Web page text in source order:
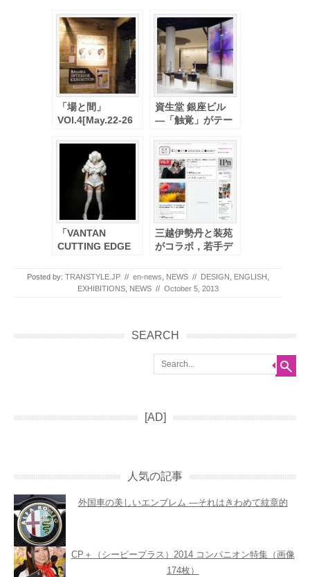
「場と間」
VOl.4[May.22-26
INTERIOR
EXHIBITIONー
THEME:
Christmas
資生堂 銀座ビル
―「触覚」がテー
ィスプレーを展示
「VANTAN
CUTTING EDGE
ROUND）」（バ
ンタンデザイン研
三越伊勢丹と装苑
がコラボ，若手デ
イ ターの支援など
で日本のファッシ
Posted by: TRANSTYLE.JP // en-news, NEWS // DESIGN , ENGLISH ,
EXHIBITIONS, NEWS // October 5, 2013
SEARCH
Search
[AD]
人気の記事
外国車の美しいエンブレム ―それはきわめて紋章的
CP＋（シーピープラス）2014 コンパニオン特集（画像
174枚）